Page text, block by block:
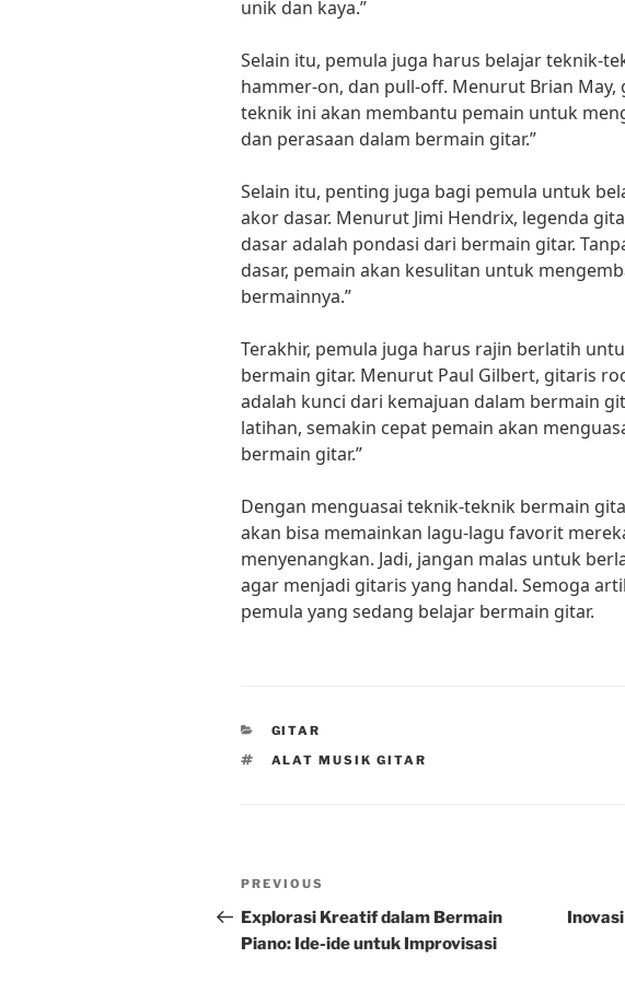
unik dan kaya.”
Selain itu, pemula juga harus belajar teknik-
hammer-on, dan pull-off. Menurut Brian May,
teknik ini akan membantu pemain untuk
dan perasaan dalam bermain gitar.”
Selain itu, penting juga bagi pemula untuk
akor dasar. Menurut Jimi Hendrix, legenda
dasar adalah pondasi dari bermain gitar.
dasar, pemain akan kesulitan untuk
bermainnya.”
Terakhir, pemula juga harus rajin berlatih
bermain gitar. Menurut Paul Gilbert, gitaris
adalah kunci dari kemajuan dalam bermain
latihan, semakin cepat pemain akan
bermain gitar.”
Dengan menguasai teknik-teknik bermain
akan bisa memainkan lagu-lagu favorit
menyenangkan. Jadi, jangan malas untuk
agar menjadi gitaris yang handal. Semoga
pemula yang sedang belajar bermain gitar.
CATEGORIES
GITAR
TAGS
ALAT MUSIK GITAR
Post
navigation
Previous
Post
PREVIOUS
Explorasi Kreatif dalam Bermain
Piano: Ide-ide untuk Improvisasi